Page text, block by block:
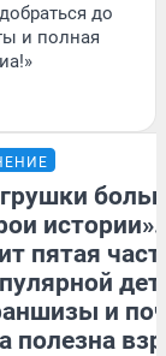
до
и полная
пятая
и
полезна